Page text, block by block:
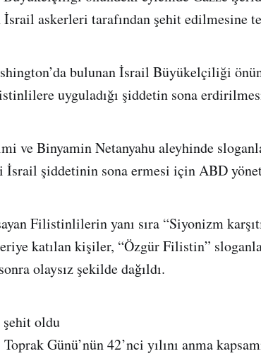
askerleri tarafından şehit edilmesine
bulunan İsrail Büyükelçiliği
uyguladığı şiddetin sona
ve Binyamin Netanyahu aleyhinde
İsrail şiddetinin sona ermesi için ABD
Filistinlilerin yanı sıra “Siyonizm
katılan kişiler, “Özgür Filistin”
olaysız şekilde dağıldı.
oldu
Günü’nün 42’nci yılını anma